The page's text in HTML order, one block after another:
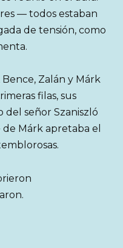
— todos estaban
de tensión, como
Zalán y Márk
filas, sus
del señor Szaniszló
Márk apretaba el